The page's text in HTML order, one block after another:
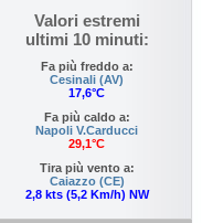
Valori estremi
ultimi 10 minuti:
Fa più freddo a:
Cesinali (AV)
17,6°C
Fa più caldo a:
Napoli V.Carducci
29,1°C
Tira più vento a:
Caiazzo (CE)
2,8 kts (5,2 Km/h) NW